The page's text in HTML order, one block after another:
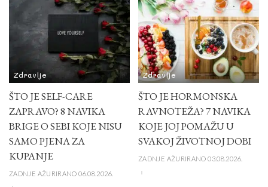
Zdravlje
ŠTO JE SELF-CARE
ZAPRAVO? 8 NAVIKA
BRIGE O SEBI KOJE NISU
SAMO PJENA ZA
KUPANJE
ZADNJE AŽURIRANO 06.08.2026.
Zdravlje
ŠTO JE HORMONSKA
RAVNOTEŽA? 7 NAVIKA
KOJE JOJ POMAŽU U
SVAKOJ ŽIVOTNOJ DOBI
ZADNJE AŽURIRANO 03.08.2026.